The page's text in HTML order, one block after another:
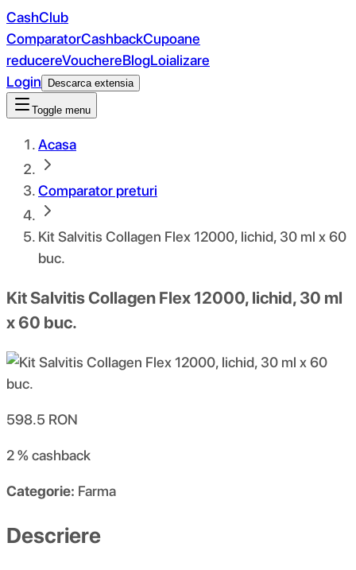
CashClub
ComparatorCashbackCupoane
reducereVouchereBlogLoializare
Login
Descarca extensia
Toggle menu
Acasa
Comparator preturi
Kit Salvitis Collagen Flex 12000, lichid, 30 ml x 60
buc.
Kit Salvitis Collagen Flex 12000, lichid, 30 ml
x 60 buc.
598.5 RON
2 %cashback
Categorie: Farma
Descriere